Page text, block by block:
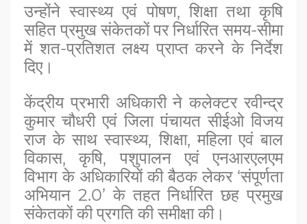
उन्होंने स्वास्थ्य एवं पोषण, शिक्षा तथा कृषि
सहित प्रमुख संकेतकों पर निर्धारित समय-सीमा
में शत-प्रतिशत लक्ष्य प्राप्त करने के निर्देश
दिए।
केंद्रीय प्रभारी अधिकारी ने कलेक्टर रवीन्द्र
कुमार चौधरी एवं जिला पंचायत सीईओ विजय
राज के साथ स्वास्थ्य, शिक्षा, महिला एवं बाल
विकास, कृषि, पशुपालन एवं एनआरएलएम
विभाग के अधिकारियों की बैठक लेकर ‘संपूर्णता
अभियान 2.0’ के तहत निर्धारित छह प्रमुख
संकेतकों की प्रगति की समीक्षा की।